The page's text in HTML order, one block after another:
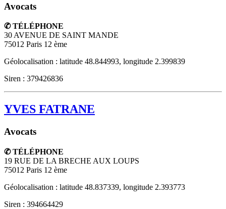
Avocats
✆ TÉLÉPHONE
30 AVENUE DE SAINT MANDE
75012 Paris 12 ème
Géolocalisation : latitude 48.844993, longitude 2.399839
Siren : 379426836
YVES FATRANE
Avocats
✆ TÉLÉPHONE
19 RUE DE LA BRECHE AUX LOUPS
75012 Paris 12 ème
Géolocalisation : latitude 48.837339, longitude 2.393773
Siren : 394664429